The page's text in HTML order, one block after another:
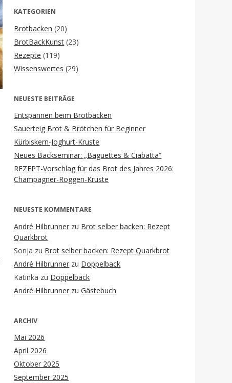
KATEGORIEN
Brotbacken (20)
BrotBackKunst (23)
Rezepte (119)
Wissenswertes (29)
NEUESTE BEITRÄGE
Entspannen beim Brotbacken
Sauerteig Brot & Brötchen für Beginner
Kürbiskern-Joghurt-Kruste
Neues Backseminar: „Baguettes & Ciabatta“
REZEPT-Vorschlag für das Brot des Jahres 2026:
Champagner-Roggen-Kruste
NEUESTE KOMMENTARE
André Hilbrunner zu Brot selber backen: Rezept
Quarkbrot
Sonja zu Brot selber backen: Rezept Quarkbrot
André Hilbrunner zu Doppelback
Katinka zu Doppelback
André Hilbrunner zuGästebuch
ARCHIV
Mai 2026
April 2026
Oktober 2025
September 2025